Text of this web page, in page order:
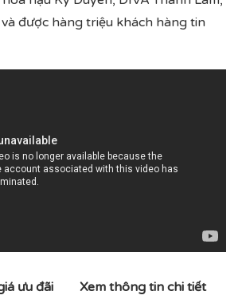
được hàng triệu khách hàng tin
ưu đãi Xem thông tin chi tiết